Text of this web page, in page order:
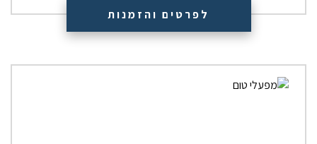
לפרטים והזמנות